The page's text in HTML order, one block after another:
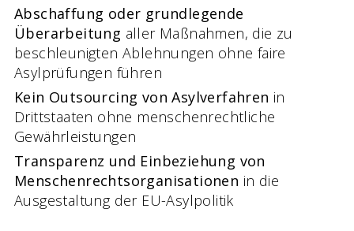
Abschaffung oder grundlegende
Überarbeitung aller Maßnahmen, die zu
beschleunigten Ablehnungen ohne faire
Asylprüfungen führen
Kein Outsourcing von Asylverfahren in
Drittstaaten ohne menschenrechtliche
Gewährleistungen
Transparenz und Einbeziehung von
Menschenrechtsorganisationen in die
Ausgestaltung der EU-Asylpolitik